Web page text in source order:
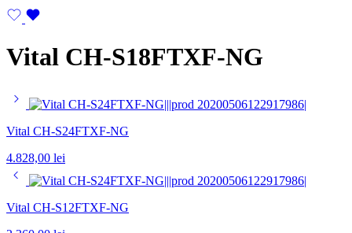
Vital CH-S18FTXF-NG
Vital CH-S24FTXF-NG
4.828,00 lei
Vital CH-S12FTXF-NG